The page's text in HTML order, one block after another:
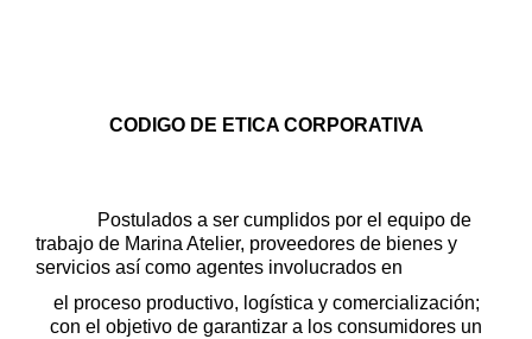
CODIGO DE ETICA CORPORATIVA
Postulados a ser cumplidos por el equipo de
trabajo de Marina Atelier, proveedores de bienes y
servicios así como agentes involucrados en
el proceso productivo, logística y comercialización;
con el objetivo de garantizar a los consumidores un